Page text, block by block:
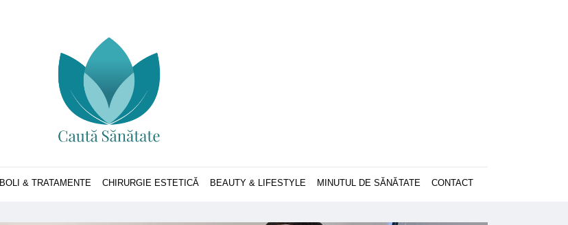
BOLI & TRATAMENTE CHIRURGIE ESTETICĂ BEAUTY & LIFESTYLE MINUTUL DE SĂNĂTATE CONTACT